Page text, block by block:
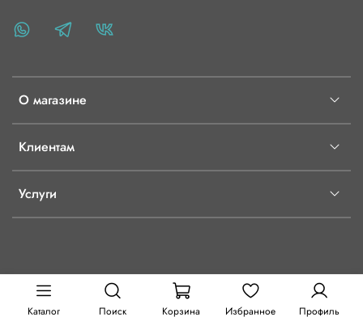
О магазине
Клиентам
Услуги
Каталог Поиск Корзина Избранное Профиль